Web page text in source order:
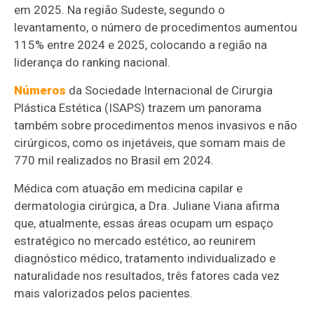
em 2025. Na região Sudeste, segundo o
levantamento, o número de procedimentos aumentou
115% entre 2024 e 2025, colocando a região na
liderança do ranking nacional.
Números da Sociedade Internacional de Cirurgia
Plástica Estética (ISAPS) trazem um panorama
também sobre procedimentos menos invasivos e não
cirúrgicos, como os injetáveis, que somam mais de
770 mil realizados no Brasil em 2024.
Médica com atuação em medicina capilar e
dermatologia cirúrgica, a Dra. Juliane Viana afirma
que, atualmente, essas áreas ocupam um espaço
estratégico no mercado estético, ao reunirem
diagnóstico médico, tratamento individualizado e
naturalidade nos resultados, três fatores cada vez
mais valorizados pelos pacientes.